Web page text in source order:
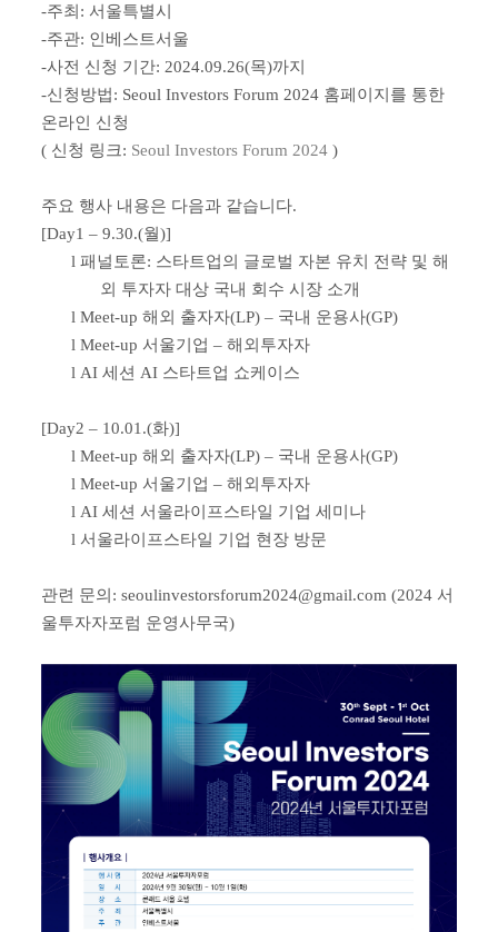
-주최 : 서울특별시
-주관: 인베스트서울
-사전 신청 기간: 2024.09.26(목)까지
-신청방법: Seoul Investors Forum 2024 홈페이지를 통한
온라인 신청
( 신청 링크: Seoul Investors Forum 2024)
주요 행사 내용은 다음과 같습니다.
[Day1 – 9.30.(월)]
l 패널토론: 스타트업의 글로벌 자본 유치 전략 및 해
외 투자자 대상 국내 회수 시장 소개
l Meet-up 해외 출자자(LP) – 국내 운용사(GP)
l Meet-up 서울기업 – 해외투자자
l AI 세션 AI 스타트업 쇼케이스
[Day2 – 10.01.(화)]
l Meet-up 해외 출자자(LP) – 국내 운용사(GP)
l Meet-up 서울기업 – 해외투자자
l AI 세션 서울라이프스타일 기업 세미나
l 서울라이프스타일 기업 현장 방문
관련 문의 : seoulinvestorsforum2024@gmail.com (2024 서
울투자자포럼 운영사무국)